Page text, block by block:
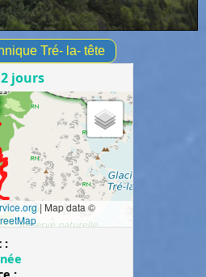
Tré- la- tête